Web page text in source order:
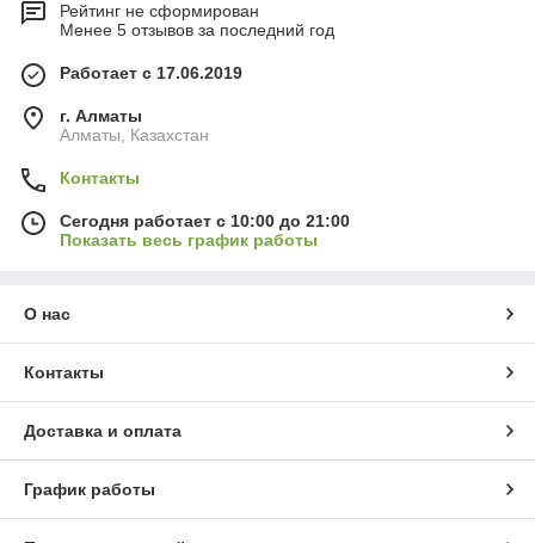
Рейтинг не сформирован
Менее 5 отзывов за последний год
Работает с 17.06.2019
г. Алматы
Алматы, Казахстан
Контакты
Сегодня работает с 10:00 до 21:00
Показать весь график работы
О нас
Контакты
Доставка и оплата
График работы